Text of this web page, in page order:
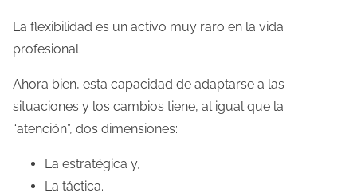
La flexibilidad es un activo muy raro en la vida
profesional.
Ahora bien, esta capacidad de adaptarse a las
situaciones y los cambios tiene, al igual que la
“atención”, dos dimensiones:
La estratégica y,
La táctica.